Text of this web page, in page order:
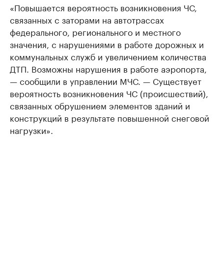
«Повышается вероятность возникновения ЧС,
связанных с заторами на автотрассах
федерального, регионального и местного
значения, с нарушениями в работе дорожных и
коммунальных служб и увеличением количества
ДТП. Возможны нарушения в работе аэропорта,
— сообщили в управлении МЧС. — Существует
вероятность возникновения ЧС (происшествий),
связанных обрушением элементов зданий и
конструкций в результате повышенной снеговой
нагрузки».